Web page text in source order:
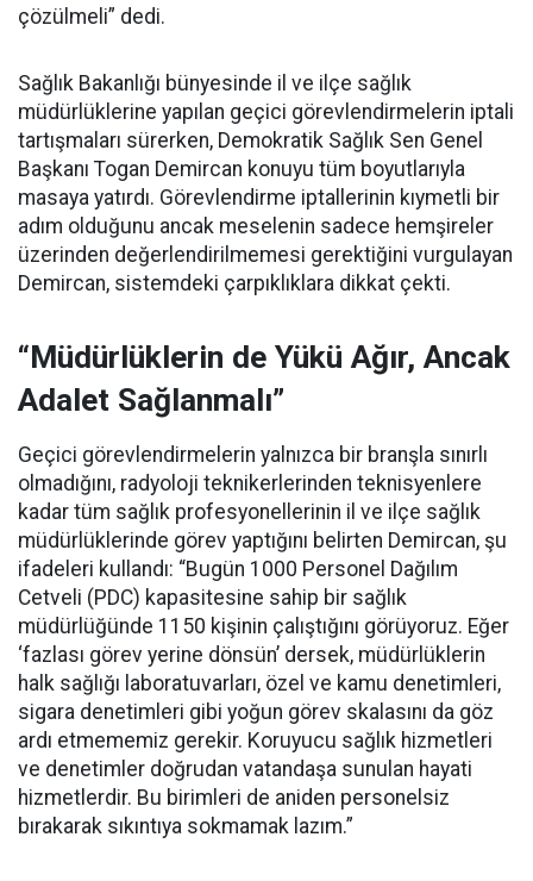
çözülmeli” dedi.
Sağlık Bakanlığı bünyesinde il ve ilçe sağlık
müdürlüklerine yapılan geçici görevlendirmelerin iptali
tartışmaları sürerken, Demokratik Sağlık Sen Genel
Başkanı Togan Demircan konuyu tüm boyutlarıyla
masaya yatırdı. Görevlendirme iptallerinin kıymetli bir
adım olduğunu ancak meselenin sadece hemşireler
üzerinden değerlendirilmemesi gerektiğini vurgulayan
Demircan, sistemdeki çarpıklıklara dikkat çekti.
“Müdürlüklerin de Yükü Ağır, Ancak
Adalet Sağlanmalı”
Geçici görevlendirmelerin yalnızca bir branşla sınırlı
olmadığını, radyoloji teknikerlerinden teknisyenlere
kadar tüm sağlık profesyonellerinin il ve ilçe sağlık
müdürlüklerinde görev yaptığını belirten Demircan, şu
ifadeleri kullandı: “Bugün 1000 Personel Dağılım
Cetveli (PDC) kapasitesine sahip bir sağlık
müdürlüğünde 1150 kişinin çalıştığını görüyoruz. Eğer
‘fazlası görev yerine dönsün’ dersek, müdürlüklerin
halk sağlığı laboratuvarları, özel ve kamu denetimleri,
sigara denetimleri gibi yoğun görev skalasını da göz
ardı etmememiz gerekir. Koruyucu sağlık hizmetleri
ve denetimler doğrudan vatandaşa sunulan hayati
hizmetlerdir. Bu birimleri de aniden personelsiz
bırakarak sıkıntıya sokmamak lazım.”